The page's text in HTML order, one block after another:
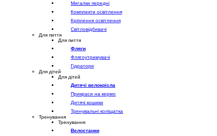
Мигалки передні
Комплекти освітлення
Кріплення освітлення
Світловідбивачі
Для пиття
Для пиття
Фляги
Флягоутримувачі
Гідратори
Для дітей
Для дітей
Дитячі велокрісла
Прикраси на кермо
Дитячі кошики
Тренувальні коліщатка
Тренування
Тренування
Велостанки